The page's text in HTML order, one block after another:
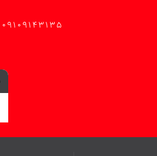
09109143135